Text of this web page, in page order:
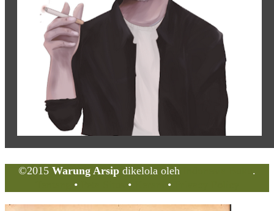
©2015 Warung Arsip dikelola oleh
.
• • •